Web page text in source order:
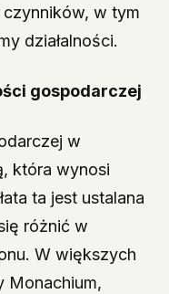
w tym
działalności.
gospodarczej
w
która wynosi
ta jest ustalana
różnić w
W większych
Monachium,